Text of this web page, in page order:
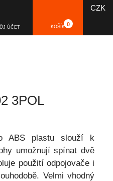
ÚČET KOŠÍK 0
CZK
3POL
ABS plastu slouží k
umožnují spínat dvě
použití odpojovače i
Velmi vhodný